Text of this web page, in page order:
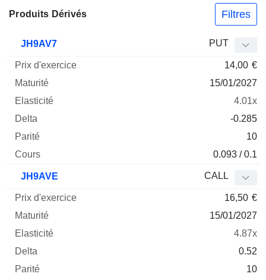
Produits Dérivés Filtres
Mnemo Type
Parité
JH9AV7 PUT
14,00 €
15/01/2027
4.01x
-0.285
10
0.093 / 0.1
JH9AVE CALL
16,50 €
15/01/2027
4.87x
0.52
10